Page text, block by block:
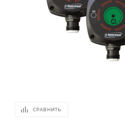
СРАВНИТЬ